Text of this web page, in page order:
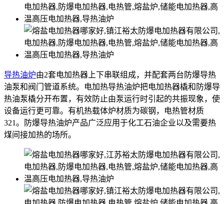
导热油炉由2套电加热器上下串联组成，并配套两台防爆导热
油泵和阀门管道系统。电加热导热油炉把电加热器橇和防爆导
热油泵橇分开布置，有效防止由泵运行时引起的共振现象，使
设备运行更可靠。有机热载体炉材质为碳钢，电热管材质
321。防爆导热油炉产品广泛应用于化工石油企业以及需要热
煤间接加热的场所。